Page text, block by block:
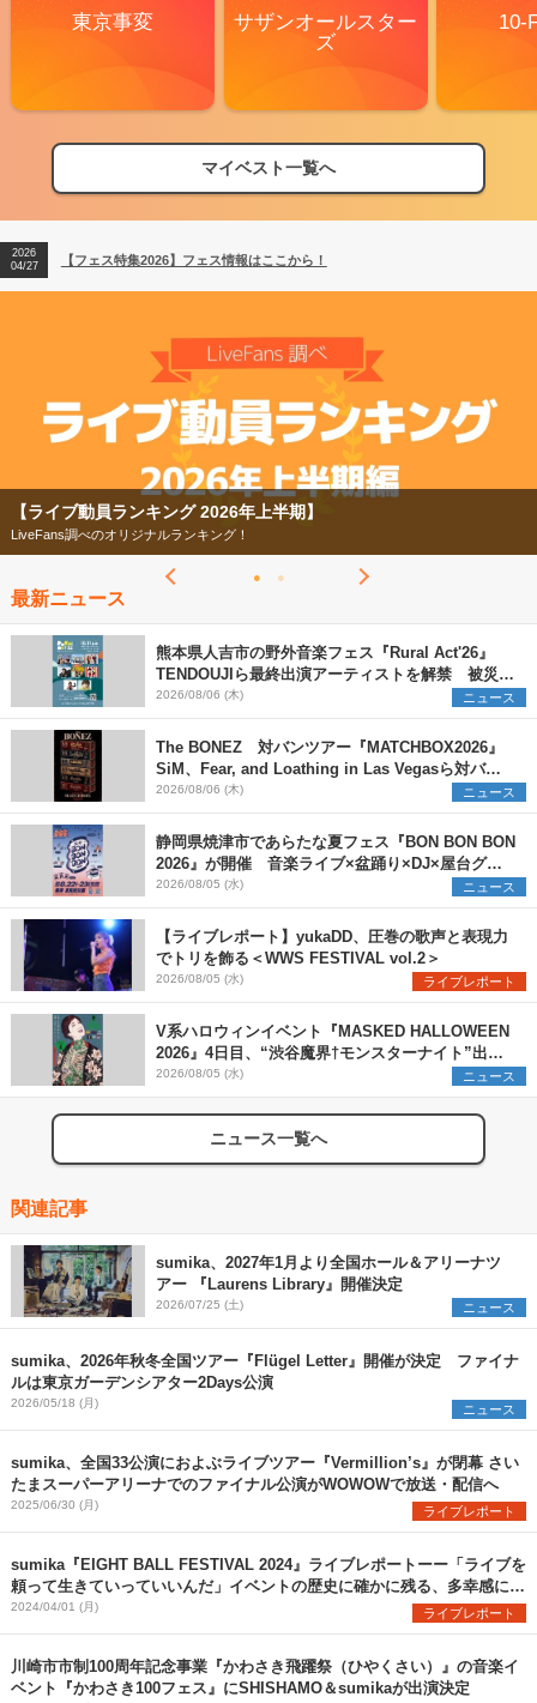
東京事変
サザンオールスター
ズ
10-
マイベスト一覧へ
【フェス特集2026】フェス情報はここから！
【ライブ動員ランキング】2026年上半期編発表！
2026
04/27
【フェス特集2026】フェス情報はここから！
2026
【ライブ動員ランキング 2026年上半期】
LiveFans調べのオリジナルランキング！
最新ニュース
熊本県人吉市の野外音楽フェス『Rural Act'26』
TENDOUJIら最終出演アーティストを解禁 被災地
支援プロジェクトの始動も発表
2026/08/06 (木) ニュース
The BONEZ 対バンツアー『MATCHBOX2026』
SiM、Fear, and Loathing in Las Vegasら対バン
アーティストを一斉解禁
2026/08/06 (木) ニュース
静岡県焼津市であらたな夏フェス『BON BON BON
2026』が開催 音楽ライブ×盆踊り×DJ×屋台グル
メ×ランタンナイトで彩る2日間
2026/08/05 (水) ニュース
【ライブレポート】yukaDD、圧巻の歌声と表現力
でトリを飾る＜WWS FESTIVAL vol.2＞
2026/08/05 (水) ライブレポート
V系ハロウィンイベント『MASKED HALLOWEEN
2026』4日目、“渋谷魔界†モンスターナイト”出演6
組を発表
2026/08/05 (水) ニュース
ニュース一覧へ
関連記事
sumika、2027年1月より全国ホール＆アリーナツ
アー 『Laurens Library』開催決定
2026/07/25 (土) ニュース
sumika、2026年秋冬全国ツアー『Flügel Letter』開催が決定 ファイナ
ルは東京ガーデンシアター2Days公演
2026/05/18 (月) ニュース
sumika、全国33公演におよぶライブツアー『Vermillion’s』が閉幕 さい
たまスーパーアリーナでのファイナル公演がWOWOWで放送・配信へ
2025/06/30 (月) ライブレポート
sumika『EIGHT BALL FESTIVAL 2024』ライブレポートーー「ライブを
頼って生きていっていいんだ」イベントの歴史に確かに残る、多幸感に満
ちた瞬間を目撃
2024/04/01 (月) ライブレポート
川崎市市制100周年記念事業『かわさき飛躍祭（ひやくさい）』の音楽イ
ベント『かわさき100フェス』にSHISHAMO＆sumikaが出演決定